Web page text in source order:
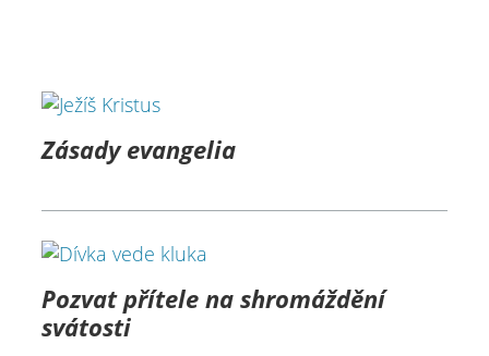
Zásady evangelia
Pozvat přítele na shromáždění
svátosti